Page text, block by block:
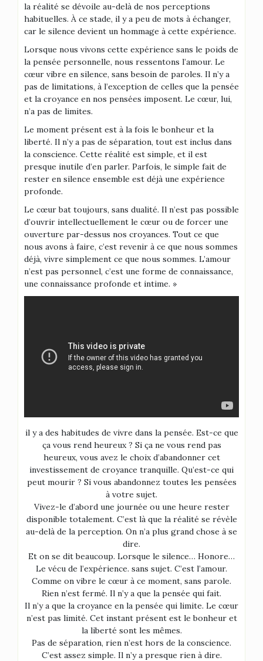
la réalité se dévoile au-delà de nos perceptions
habituelles. À ce stade, il y a peu de mots à échanger,
car le silence devient un hommage à cette expérience.
Lorsque nous vivons cette expérience sans le poids de
la pensée personnelle, nous ressentons l’amour. Le
cœur vibre en silence, sans besoin de paroles. Il n’y a
pas de limitations, à l’exception de celles que la pensée
et la croyance en nos pensées imposent. Le cœur, lui,
n’a pas de limites.
Le moment présent est à la fois le bonheur et la
liberté. Il n’y a pas de séparation, tout est inclus dans
la conscience. Cette réalité est simple, et il est
presque inutile d’en parler. Parfois, le simple fait de
rester en silence ensemble est déjà une expérience
profonde.
Le cœur bat toujours, sans dualité. Il n’est pas possible
d’ouvrir intellectuellement le cœur ou de forcer une
ouverture par-dessus nos croyances. Tout ce que
nous avons à faire, c’est revenir à ce que nous sommes
déjà, vivre simplement ce que nous sommes. L’amour
n’est pas personnel, c’est une forme de connaissance,
une connaissance profonde et intime. »
il y a des habitudes de vivre dans la pensée. Est-ce que
ça vous rend heureux ? Si ça ne vous rend pas
heureux, vous avez le choix d’abandonner cet
investissement de croyance tranquille. Qu’est-ce qui
peut mourir ? Si vous abandonnez toutes les pensées
à votre sujet.
Vivez-le d’abord une journée ou une heure rester
disponible totalement. C’est là que la réalité se révèle
au-delà de la perception. On n’a plus grand chose à se
dire.
Et on se dit beaucoup. Lorsque le silence… Honore…
Le vécu de l’expérience. sans sujet. C’est l’amour.
Comme on vibre le cœur à ce moment, sans parole.
Rien n’est fermé. Il n’y a que la pensée qui fait.
Il n’y a que la croyance en la pensée qui limite. Le cœur
n’est pas limité. Cet instant présent est le bonheur et
la liberté sont les mêmes.
Pas de séparation, rien n’est hors de la conscience.
C’est assez simple. Il n’y a presque rien à dire.